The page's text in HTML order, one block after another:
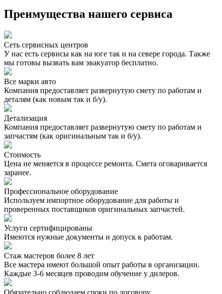
Преимущества нашего сервиса
Сеть сервисных центров
У нас есть сервисы как на юге так и на севере города. Также
мы готовы вызвать вам эвакуатор бесплатно.
Все марки авто
Компания предоставляет развернутую смету по работам и
деталям (как новым так и б/у).
Детализация
Компания предоставляет развернутую смету по работам и
запчастям (как оригинальным так и б/у).
Стоимость
Цена не меняется в процессе ремонта. Смета оговаривается
заранее.
Профессиональное оборудование
Используем импортное оборудование для работы и
проверенных поставщиков оригинальных запчастей.
Услуги сертифицированы
Имеются нужные документы и допуск к работам.
Стаж мастеров более 8 лет
Все мастера имеют большой опыт работы в организации.
Каждые 3-6 месяцев проводим обучение у дилеров.
Обязательно соблюдаем сроки по договору